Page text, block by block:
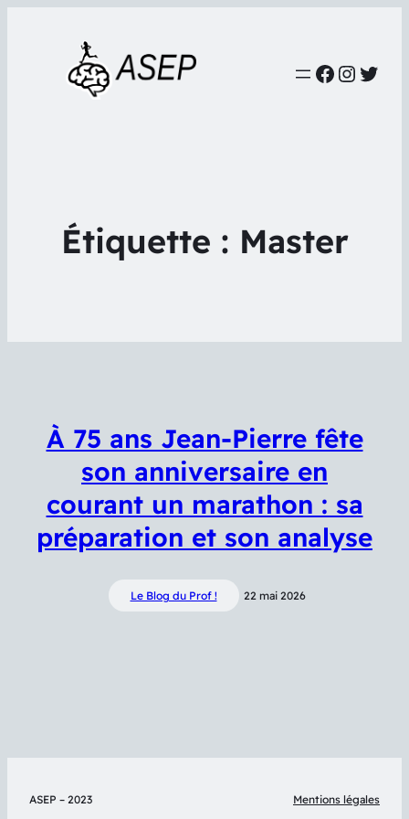
Étiquette : Master
À 75 ans Jean-Pierre fête
son anniversaire en
courant un marathon : sa
préparation et son analyse
Le Blog du Prof ! 22 mai 2026
ASEP – 2023 Mentions légales